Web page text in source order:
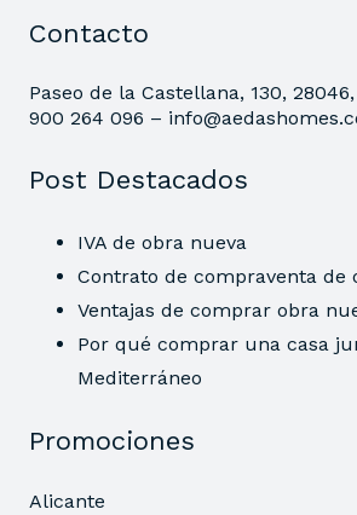
Contacto
Paseo de la Castellana, 130,
900 264 096 –
Post Destacados
IVA de obra nueva
Contrato de compraventa de
Ventajas de comprar obra
Por qué comprar una casa
Mediterráneo
Promociones
Alicante